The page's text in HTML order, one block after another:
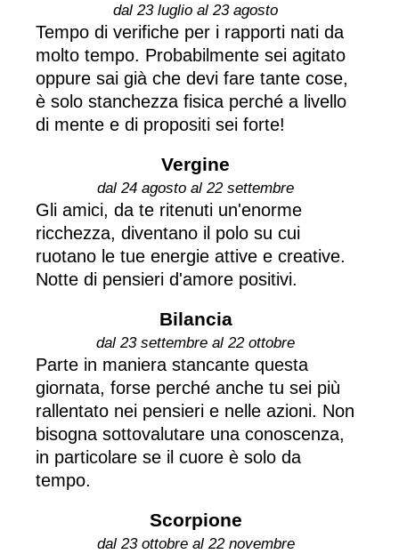
dal 23 luglio al 23 agosto
Tempo di verifiche per i rapporti nati da
molto tempo. Probabilmente sei agitato
oppure sai già che devi fare tante cose,
è solo stanchezza fisica perché a livello
di mente e di propositi sei forte!
Vergine
dal 24 agosto al 22 settembre
Gli amici, da te ritenuti un'enorme
ricchezza, diventano il polo su cui
ruotano le tue energie attive e creative.
Notte di pensieri d'amore positivi.
Bilancia
dal 23 settembre al 22 ottobre
Parte in maniera stancante questa
giornata, forse perché anche tu sei più
rallentato nei pensieri e nelle azioni. Non
bisogna sottovalutare una conoscenza,
in particolare se il cuore è solo da
tempo.
Scorpione
dal 23 ottobre al 22 novembre